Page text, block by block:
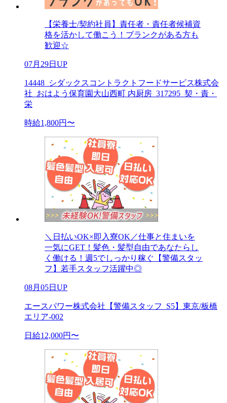
【栄養士/契約社員】責任者・責任者候補資
格を活かして働こう！ブランクがある方も
歓迎☆
07月29日UP
14448_シダックスコントラクトフードサービス株式会
社_おはよう保育園大山西町 内厨房_317295_契・責・
栄
時給1,800円〜
＼日払いOK×即入寮OK／仕事と住まいを
一気にGET！髪色・髪型自由であなたらし
く働ける！週5でしっかり稼ぐ【警備スタッ
フ】若手スタッフ活躍中◎
08月05日UP
エースパワー株式会社【警備スタッフ_S5】東京/板橋
エリア-002
日給12,000円〜